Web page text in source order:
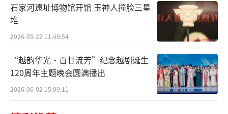
14037-胡瑞涵
石家河遗址博物馆开馆 玉神人撞脸三星
堆
2026-05-22 11:49:54
“越韵华光·百廿流芳”纪念越剧诞生
120周年主题晚会圆满播出
2026-06-02 15:09:11